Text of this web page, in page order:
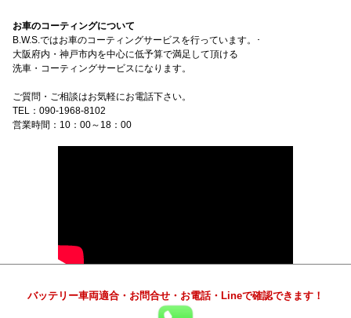
お車のコーティングについて
B.W.S.ではお車のコーティングサービスを行っています。･
大阪府内・神戸市内を中心に低予算で満足して頂ける
洗車・コーティングサービスになります。
ご質問・ご相談はお気軽にお電話下さい。
TEL：090-1968-8102
営業時間：10：00～18：00
バッテリー車両適合・お問合せ・お電話・Lineで確認できます！